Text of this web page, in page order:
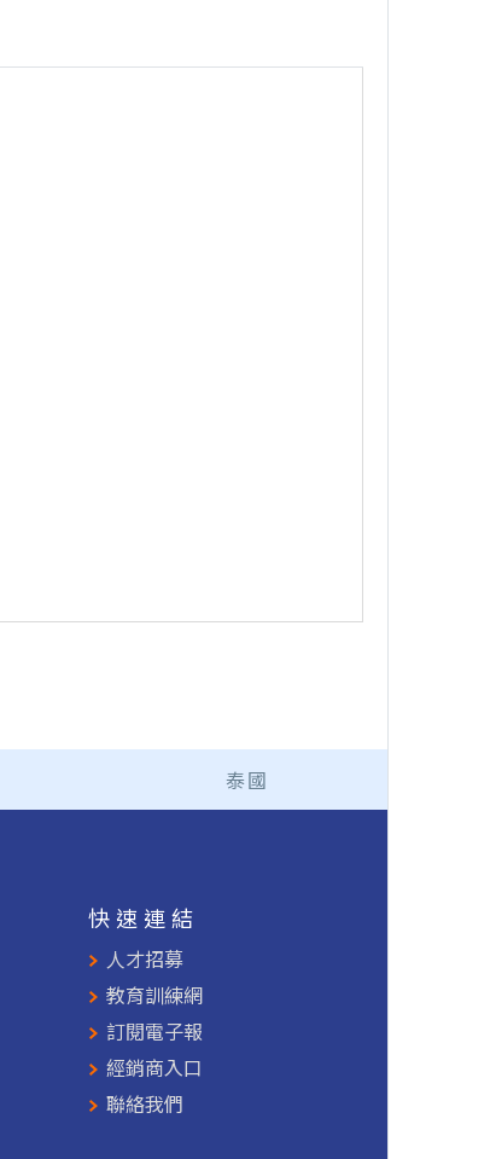
泰國
快速連結
人才招募
教育訓練網
訂閱電子報
經銷商入口
聯絡我們